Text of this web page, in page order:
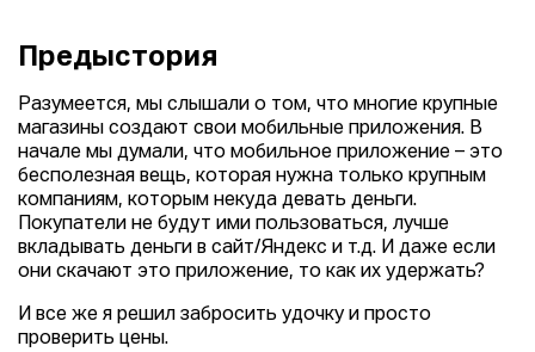
Предыстория
Разумеется, мы слышали о том, что многие крупные
магазины создают свои мобильные приложения. В
начале мы думали, что мобильное приложение – это
бесполезная вещь, которая нужна только крупным
компаниям, которым некуда девать деньги.
Покупатели не будут ими пользоваться, лучше
вкладывать деньги в сайт/Яндекс и т.д. И даже если
они скачают это приложение, то как их удержать?
И все же я решил забросить удочку и просто
проверить цены.